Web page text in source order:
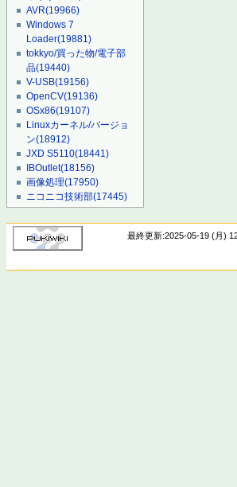
AVR(19966)
Windows 7
Loader(19881)
tokkyo/買った物/電子部
品(19440)
V-USB(19156)
OpenCV(19136)
OSx86(19107)
Linuxカーネル/バージョ
ン(18912)
JXD S5110(18441)
IBOutlet(18156)
画像処理(17950)
ニコニコ技術部(17445)
最終更新:2025-05-19 (月)